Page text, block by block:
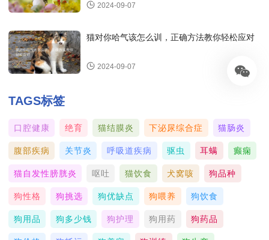
2024-09-07
猫对你哈气该怎么训，正确方法教你轻松应对
2024-09-07
TAGS标签
口腔健康 绝育 猫结膜炎 下泌尿综合症 猫肠炎
腹部疾病 关节炎 呼吸道疾病 驱虫 耳螨 癫痫
猫自发性膀胱炎 呕吐 猫饮食 犬窝咳 狗品种
狗性格 狗挑选 狗优缺点 狗喂养 狗饮食
狗用品 狗多少钱 狗护理 狗用药 狗药品